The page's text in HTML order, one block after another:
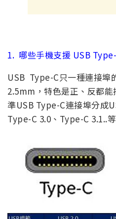
1. 哪些手機支援 USB
USB Type-C只一種連接埠
2.5mm，特色是正、反都
準USB Type-C連接埠分成
Type-C 3.0、Type-C 3.1..